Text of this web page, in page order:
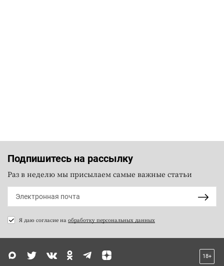
Подпишитесь на рассылку
Раз в неделю мы присылаем самые важные статьи
Я даю согласие на обработку персональных данных
18+